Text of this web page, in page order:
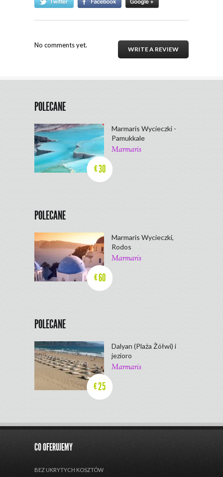
WRITE A REVIEW
No comments yet.
POLECANE
€30
Marmaris Wycieczki -
Pamukkale
Marmaris
POLECANE
€60
Marmaris Wycieczki,
Rodos
Marmaris
POLECANE
€25
Dalyan (Plaża Żółwi) i
jezioro
Marmaris
CO OFERUJEMY
BEZ UKRYTYCH KOSZTÓW